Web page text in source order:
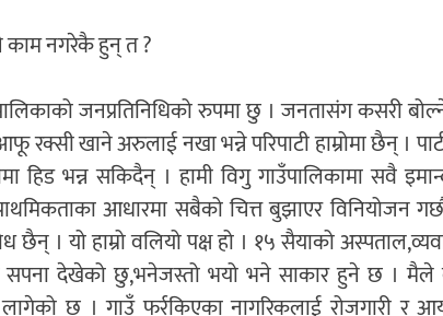
काम नगरेकै हुन् त ?
जनप्रतिनिधिको रुपमा छु । जनतासंग कसरी
खाने अरुलाई नखा भन्ने परिपाटी हाम्रोमा छैन् ।
भन्न सकिदैन् । हामी विगु गाउँपालिकामा सवै
आधारमा सबैको चित्त बुझाएर विनियोजन
छैन् । यो हाम्रो वलियो पक्ष हो । १५ सैयाको
सपना देखेको छु,भनेजस्तो भयो भने साकार हुने छ । मैले
छ । गाउँ फर्र्किएका नागरिकलाई रोजगारी र